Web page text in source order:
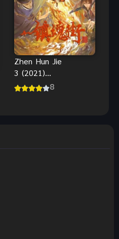
Zhen Hun Jie
3 (2021)
เพชฌฆาตสับ
8